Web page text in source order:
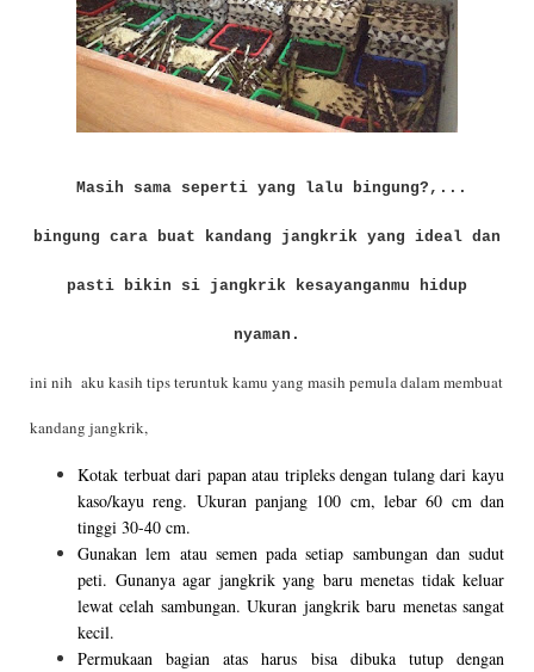
Masih sama seperti yang lalu bingung?,...
bingung cara buat kandang jangkrik yang ideal dan
pasti bikin si jangkrik kesayanganmu hidup
nyaman.
ini nih aku kasih tips teruntuk kamu yang masih pemula dalam membuat
kandang jangkrik,
Kotak terbuat dari papan atau tripleks dengan tulang dari kayu
kaso/kayu reng. Ukuran panjang 100 cm, lebar 60 cm dan
tinggi 30-40 cm.
Gunakan lem atau semen pada setiap sambungan dan sudut
peti. Gunanya agar jangkrik yang baru menetas tidak keluar
lewat celah sambungan. Ukuran jangkrik baru menetas sangat
kecil.
Permukaan bagian atas harus bisa dibuka tutup dengan